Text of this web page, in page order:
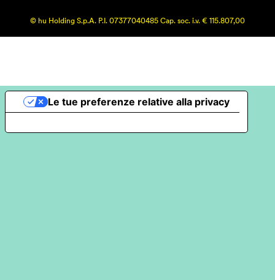
© hu Holding S.p.A. P.I. 07377040485 Cap. soc. i.v. € 115.807,00
Le tue preferenze relative alla privacy